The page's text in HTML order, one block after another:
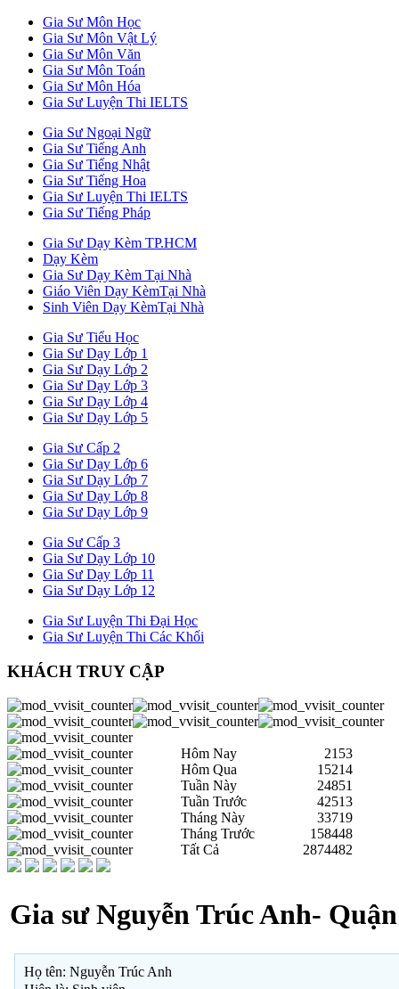
Gia Sư Môn Học
Gia Sư Môn Vật Lý
Gia Sư Môn Văn
Gia Sư Môn Toán
Gia Sư Môn Hóa
Gia Sư Luyện Thi IELTS
Gia Sư Ngoại Ngữ
Gia Sư Tiếng Anh
Gia Sư Tiếng Nhật
Gia Sư Tiếng Hoa
Gia Sư Luyện Thi IELTS
Gia Sư Tiếng Pháp
Gia Sư Dạy Kèm TP.HCM
Dạy Kèm
Gia Sư Dạy Kèm Tại Nhà
Giáo Viên Dạy KèmTại Nhà
Sinh Viên Dạy KèmTại Nhà
Gia Sư Tiểu Học
Gia Sư Dạy Lớp 1
Gia Sư Dạy Lớp 2
Gia Sư Dạy Lớp 3
Gia Sư Dạy Lớp 4
Gia Sư Dạy Lớp 5
Gia Sư Cấp 2
Gia Sư Dạy Lớp 6
Gia Sư Dạy Lớp 7
Gia Sư Dạy Lớp 8
Gia Sư Dạy Lớp 9
Gia Sư Cấp 3
Gia Sư Dạy Lớp 10
Gia Sư Dạy Lớp 11
Gia Sư Dạy Lớp 12
Gia Sư Luyện Thi Đại Học
Gia Sư Luyện Thi Các Khối
KHÁCH TRUY CẬP
Hôm Nay
2153
Hôm Qua
15214
Tuần Này
24851
Tuần Trước
42513
Tháng Này
33719
Tháng Trước
158448
Tất Cả
2874482
Gia sư Nguyễn Trúc Anh-
Họ tên: Nguyễn Trúc Anh